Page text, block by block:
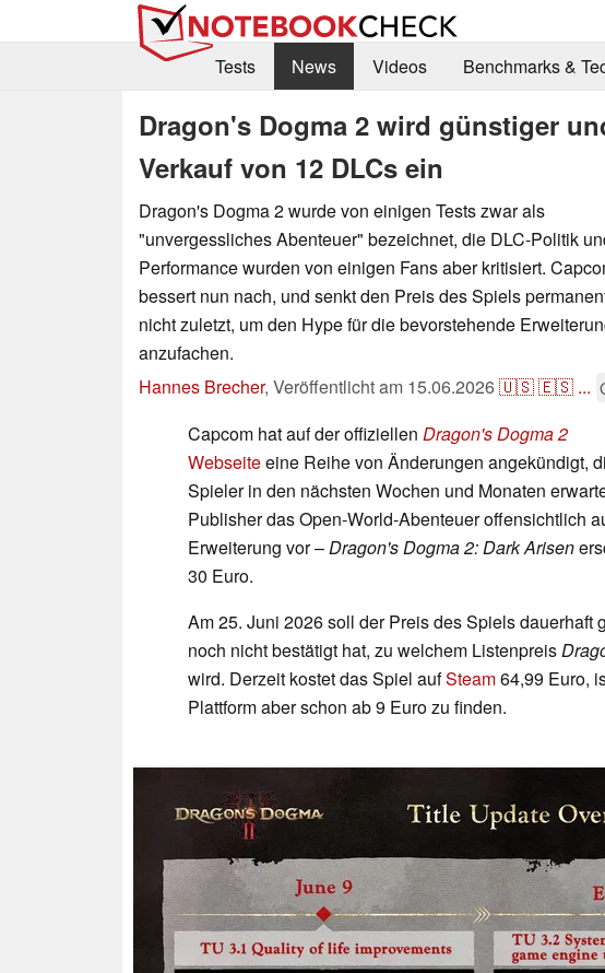
Tests
News Videos Benchmarks &
Dragon's Dogma 2 wird günstiger
Verkauf von 12 DLCs ein
Dragon's Dogma 2 wurde von einigen Tests zwar als
"unvergessliches Abenteuer" bezeichnet, die DLC-Politik
Performance wurden von einigen Fans aber kritisiert.
bessert nun nach, und senkt den Preis des Spiels
nicht zuletzt, um den Hype für die bevorstehende
anzufachen.
Hannes Brecher, Veröffentlicht am 15.06.2026🇺🇸🇪🇸 ...
Capcom hat auf der offiziellen Dragon's Dogma 2
Webseiteeine Reihe von Änderungen angekündigt,
Spieler in den nächsten Wochen und Monaten
Publisher das Open-World-Abenteuer offensichtlich
Erweiterung vor –Dragon's Dogma 2: Dark Arisen
30 Euro.
Am 25. Juni 2026 soll der Preis des Spiels dauerhaft
noch nicht bestätigt hat, zu welchem Listenpreis
wird. Derzeit kostet das Spiel aufSteam64,99 Euro,
Plattform aber schon ab 9 Euro zu finden.